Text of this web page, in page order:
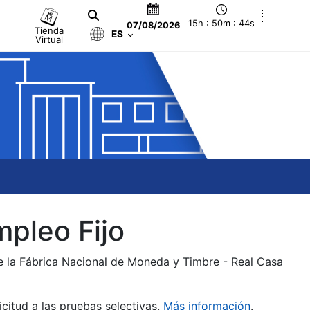
Tienda
Virtual
07/08/2026 15h : 50m : 44s
ES
Fijo
Fábrica Nacional de Moneda y Timbre - Real Casa
a las pruebas selectivas. Más información.